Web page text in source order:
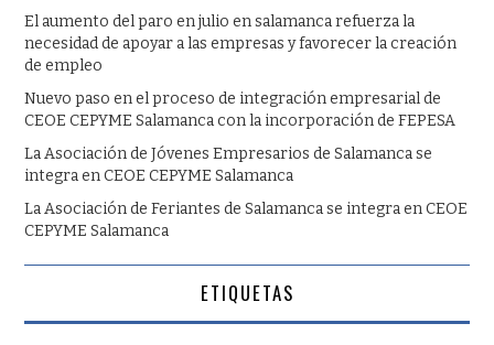
El aumento del paro en julio en salamanca refuerza la
necesidad de apoyar a las empresas y favorecer la creación
de empleo
Nuevo paso en el proceso de integración empresarial de
CEOE CEPYME Salamanca con la incorporación de FEPESA
La Asociación de Jóvenes Empresarios de Salamanca se
integra en CEOE CEPYME Salamanca
La Asociación de Feriantes de Salamanca se integra en CEOE
CEPYME Salamanca
ETIQUETAS